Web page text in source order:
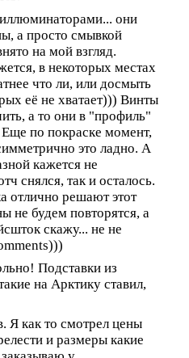
они
а просто смывкой
на мой взгляд.
в некоторых местах
что ли, или досмыть
её не хватает))) Винты
а то они в "профиль"
по покраске момент,
это ладно. А
кажется не
снялся, так и осталось.
отлично решают этот
не будем повторятся, а
скажу... не не
Подставки из
на Арктику ставил,
Я как то смотрел цены
и размеры какие